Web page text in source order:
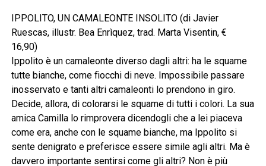
IPPOLITO, UN CAMALEONTE INSOLITO (di Javier
Ruescas, illustr. Bea Enrìquez, trad. Marta Visentin, €
16,90)
Ippolito è un camaleonte diverso dagli altri: ha le squame
tutte bianche, come fiocchi di neve. Impossibile passare
inosservato e tanti altri camaleonti lo prendono in giro.
Decide, allora, di colorarsi le squame di tutti i colori. La sua
amica Camilla lo rimprovera dicendogli che a lei piaceva
come era, anche con le squame bianche, ma Ippolito si
sente denigrato e preferisce essere simile agli altri. Ma è
davvero importante sentirsi come gli altri? Non è più